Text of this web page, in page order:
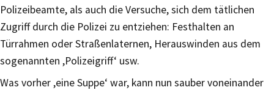
Polizeibeamte, als auch die Versuche, sich dem tätlichen
Zugriff durch die Polizei zu entziehen: Festhalten an
Türrahmen oder Straßenlaternen, Herauswinden aus dem
sogenannten ,Polizeigriff‘ usw.
Was vorher ,eine Suppe‘ war, kann nun sauber voneinander